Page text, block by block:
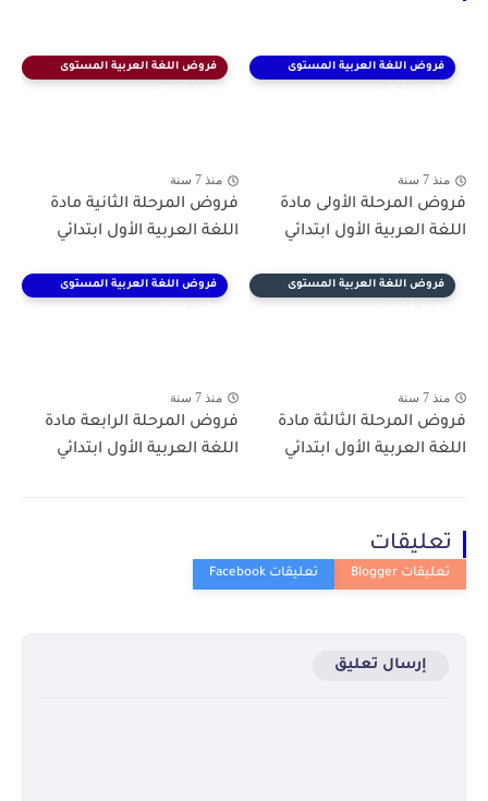
فروض اللغة العربية المستوى
منذ 7 سنة
فروض المرحلة الأولى مادة
اللغة العربية الأول ابتدائي
فروض اللغة العربية المستوى
منذ 7 سنة
فروض المرحلة الثانية مادة
اللغة العربية الأول ابتدائي
فروض اللغة العربية المستوى
منذ 7 سنة
فروض المرحلة الثالثة مادة
اللغة العربية الأول ابتدائي
فروض اللغة العربية المستوى
منذ 7 سنة
فروض المرحلة الرابعة مادة
اللغة العربية الأول ابتدائي
تعليقات
إرسال تعليق